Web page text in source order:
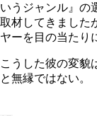
いうジャンル』の
取材してきました
ヤーを目の当たり
こうした彼の変貌
と無縁ではない。